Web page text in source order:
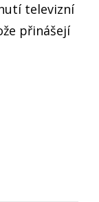
televizní
přinášejí